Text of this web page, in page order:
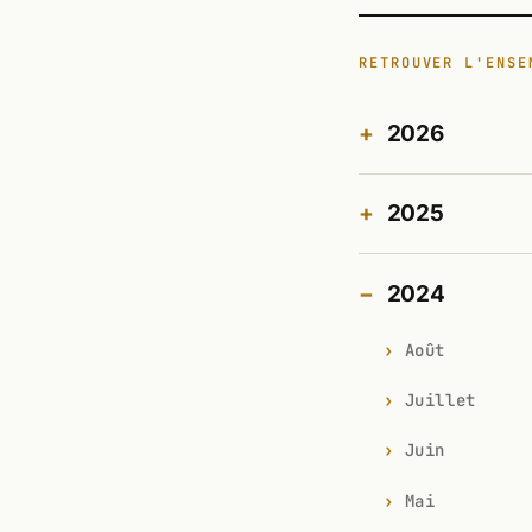
RETROUVER
2026
2025
2024
Août
Juillet
Juin
Mai